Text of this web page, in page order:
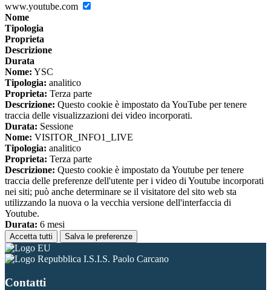
www.youtube.com
Nome
Tipologia
Proprieta
Descrizione
Durata
Nome: YSC
Tipologia: analitico
Proprieta: Terza parte
Descrizione: Questo cookie è impostato da YouTube per tenere
traccia delle visualizzazioni dei video incorporati.
Durata: Sessione
Nome: VISITOR_INFO1_LIVE
Tipologia: analitico
Proprieta: Terza parte
Descrizione: Questo cookie è impostato da Youtube per tenere
traccia delle preferenze dell'utente per i video di Youtube incorporati
nei siti; può anche determinare se il visitatore del sito web sta
utilizzando la nuova o la vecchia versione dell'interfaccia di
Youtube.
Durata: 6 mesi
Accetta tutti Salva le preferenze
I.S.I.S. Paolo Carcano
Contatti